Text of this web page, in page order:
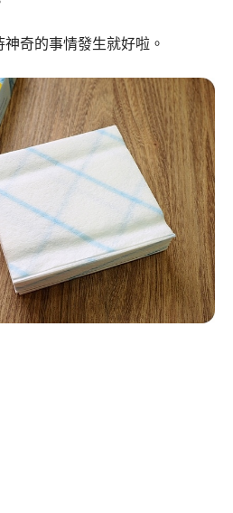
奇的事情發生就好啦。